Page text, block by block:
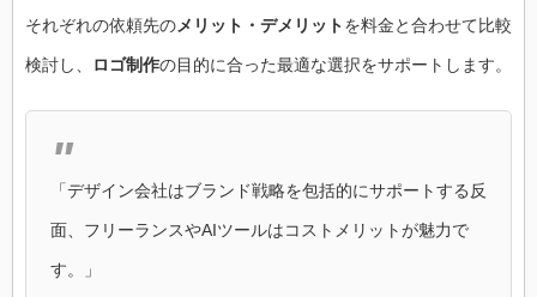
それぞれの依頼先のメリット・デメリットを料金と合わせて比較
検討し、 ロゴ制作の目的に合った最適な選択をサポートします。
「デザイン会社はブランド戦略を包括的にサポートする反
面、フリーランスやAIツールはコストメリットが魅力で
す。」